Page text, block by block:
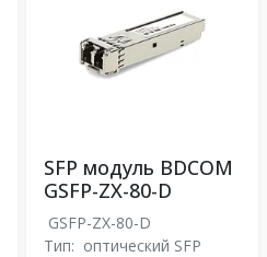
SFP модуль BDCOM
GSFP-ZX-80-D
GSFP-ZX-80-D
Тип: оптический SFP